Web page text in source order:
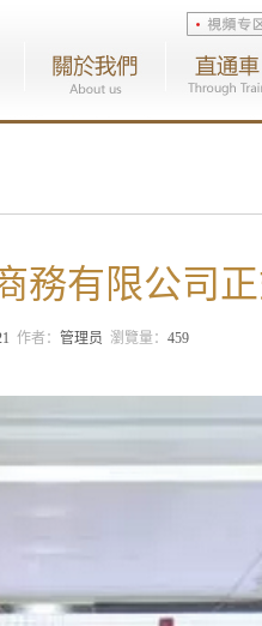
務有限公司
作者： 管理员 瀏覽量： 459